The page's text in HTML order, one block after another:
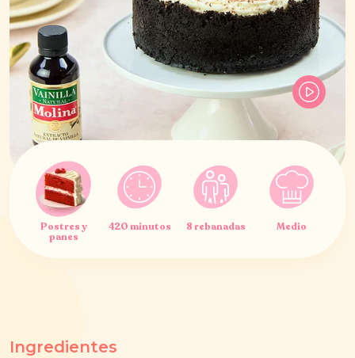
Postres y
panes
420 minutos 8 rebanadas Medio
Ingredientes